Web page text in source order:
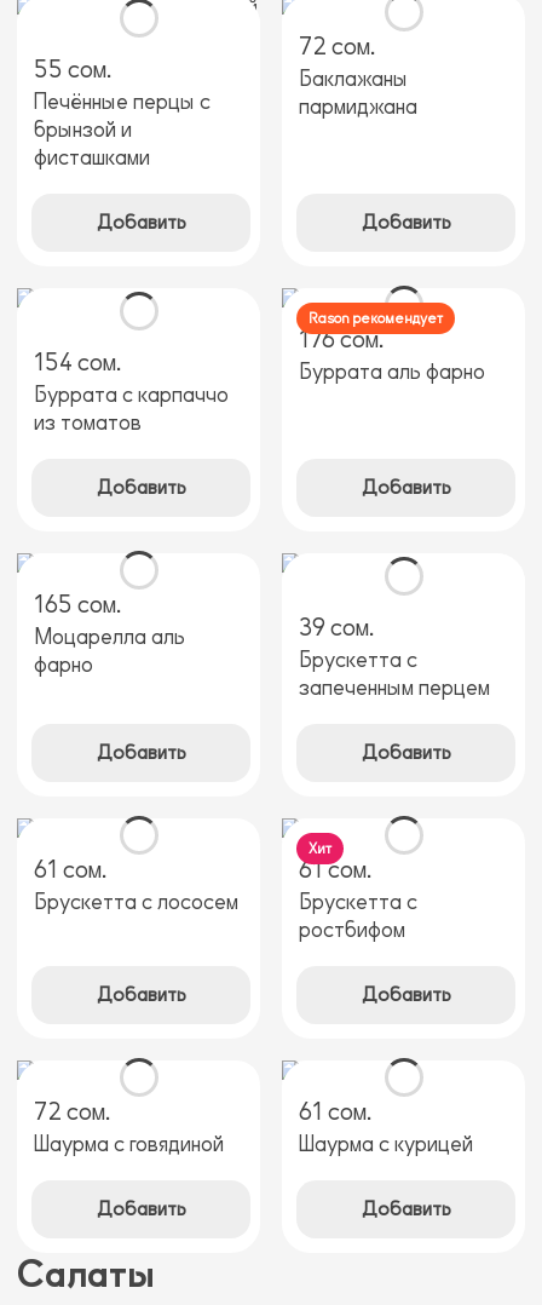
55 сом.
Печённые перцы с
брынзой и
фисташками
Добавить
72 сом.
Баклажаны
пармиджана
Добавить
154 сом.
Буррата с карпаччо
из томатов
Добавить
176 сом.
Буррата аль фарно
Добавить
Rason рекомендует
165 сом.
Моцарелла аль
фарно
Добавить
39 сом.
Брускетта с
запеченным перцем
Добавить
61 сом.
Брускетта с лососем
Добавить
61 сом.
Брускетта с
ростбифом
Добавить
Хит
72 сом.
Шаурма с говядиной
Добавить
61 сом.
Шаурма с курицей
Добавить
Салаты